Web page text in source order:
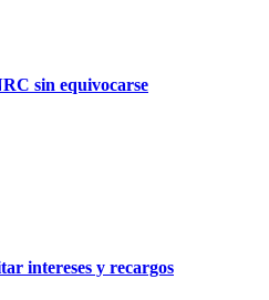
sin equivocarse
intereses y recargos